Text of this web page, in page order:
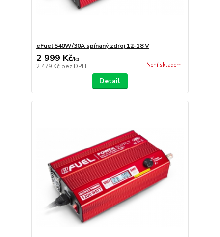
eFuel 540W/30A spínaný zdroj 12-18 V
2 999 Kč/ks
2 479 Kč bez DPH Není skladem
Detail